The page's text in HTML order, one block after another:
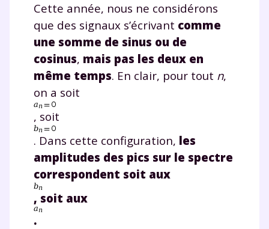
Cette année, nous ne considérons
que des signaux s’écrivant comme
une somme de sinus ou de
cosinus, mais pas les deux en
même temps. En clair, pour tout n,
on a soit
, soit
. Dans cette configuration, les
amplitudes des pics sur le spectre
correspondent soit aux
, soit aux
.